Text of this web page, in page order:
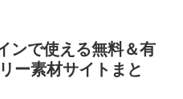
ンで使える無料＆有
ー素材サイトまと